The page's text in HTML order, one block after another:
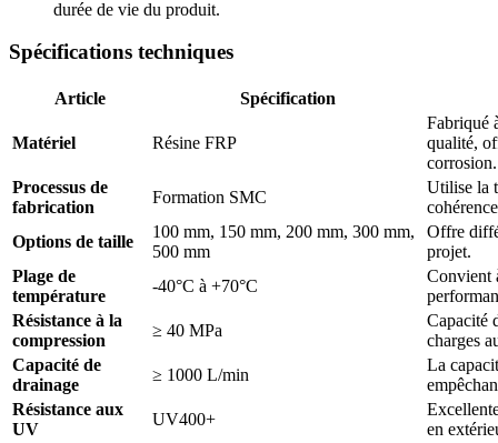
durée de vie du produit.
Spécifications techniques
Article Spécification
Matériel Résine FRP
Fabriqué
qualité,
corrosion.
Processus de
fabrication
Formation SMC
Utilise la
Options de taille
100 mm, 150 mm, 200 mm, 300 mm,
500 mm
Offre
projet.
Plage de
température
-40°C à +70°C
Convient
Résistance à la
compression
≥ 40 MPa
Capacité
charges
Capacité de
drainage
≥ 1000 L/min
La
Résistance aux
UV
UV400+
en